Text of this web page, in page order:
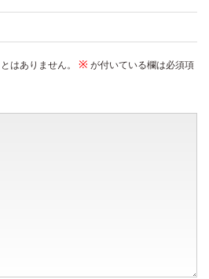
はありません。 ※ が付いている欄は必須項